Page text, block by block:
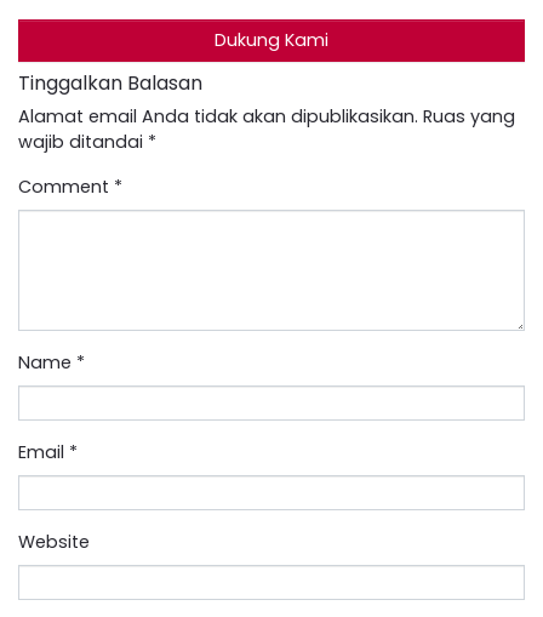
Dukung Kami
Tinggalkan Balasan
Alamat email Anda tidak akan dipublikasikan. Ruas yang
wajib ditandai *
Comment *
Name *
Email *
Website